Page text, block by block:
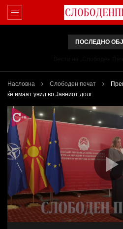
ПОСЛЕДНО
Насловна Слободен печат
ќе имаат увид во Јавниот долг